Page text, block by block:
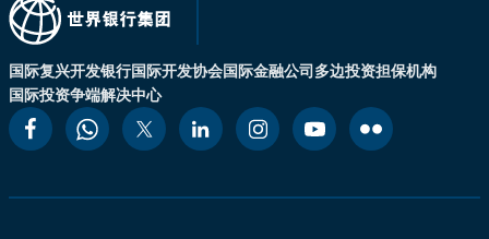
国际复兴开发银行国际开发协会国际金融公司多边投资担保机构
国际投资争端解决中心